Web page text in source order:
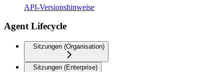
API-Versionshinweise
Agent Lifecycle
Sitzungen (Organisation)
Sitzungen (Enterprise)